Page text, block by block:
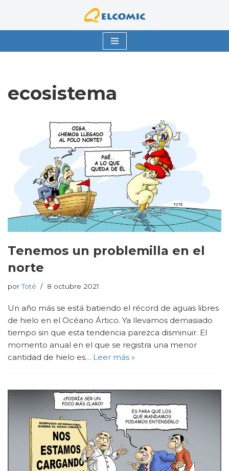
contenido
ecosistema
Tenemos un problemilla en el
norte
porToté 8 octubre 2021
Un año más se está batiendo el récord de aguas libres
de hielo en el Océano Ártico. Ya llevamos demasiado
tiempo sin que esta tendencia parezca disminuir. El
momento anual en el que se registra una menor
cantidad de hielo es… Leer más »